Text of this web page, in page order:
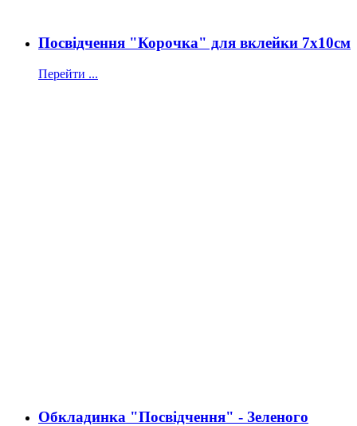
Посвідчення "Корочка" для вклейки 7х10см
Перейти ...
Обкладинка "Посвідчення" - Зеленого